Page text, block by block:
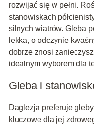
rozwijać się w pełni.
stanowiskach
silnych wiatrów. Gleba
lekka, o odczynie
dobrze znosi
idealnym wyborem dla
Gleba i
Daglezja preferuje
kluczowe dla jej